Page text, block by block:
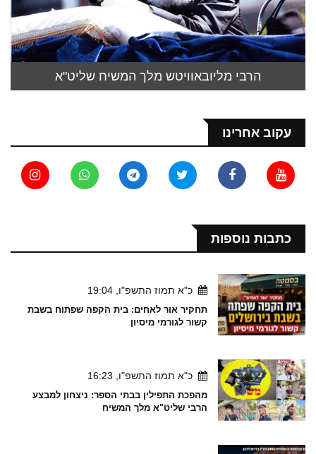
הרבי מליובאוויטש מלך המשיח שליט"א
עקוב אחרינו
כתבות נוספות
כ"א תמוז התשפ"ו, 19:04
תחקיר אור לאחים: בית הקפה שפתוח בשבת
קשור לגורמי מיסיון
כ"א תמוז התשפ"ו, 16:23
מהפכת התפילין בבתי הספר: ניצחון למבצע
הרבי שליט"א מלך המשיח